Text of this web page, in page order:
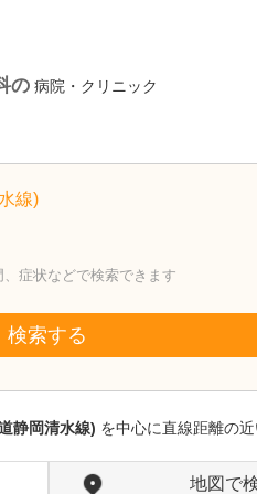
の 病院・クリニック
線)
症状などで検索できます
検索する
静岡清水線) を中心に直線距離の
地図で
神奈川県川崎市高津区
梶ヶ谷クリニック
羽生 友起子